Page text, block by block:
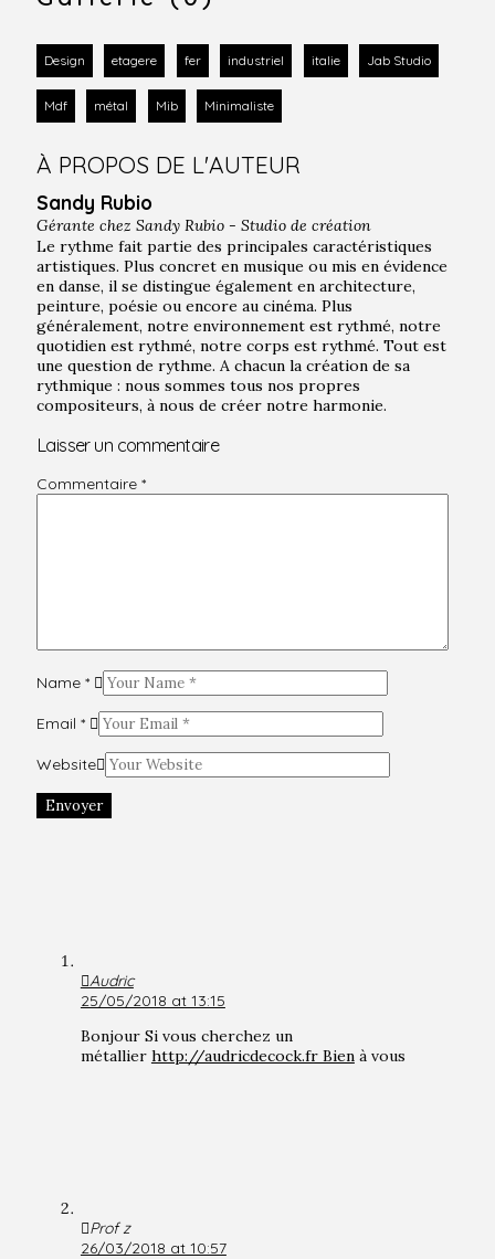
Design etagere fer industriel italie Jab Studio
Mdf métal Mib Minimaliste
À PROPOS DE L'AUTEUR
Sandy Rubio
Gérante chez Sandy Rubio - Studio de création
Le rythme fait partie des principales caractéristiques
artistiques. Plus concret en musique ou mis en évidence
en danse, il se distingue également en architecture,
peinture, poésie ou encore au cinéma. Plus
généralement, notre environnement est rythmé, notre
quotidien est rythmé, notre corps est rythmé. Tout est
une question de rythme. A chacun la création de sa
rythmique : nous sommes tous nos propres
compositeurs, à nous de créer notre harmonie.
Laisser un commentaire
Commentaire *
Name *
Email *
Website
Envoyer
Audric
25/05/2018 at 13:15
Bonjour Si vous cherchez un
métallier http://audricdecock.fr Bienà vous
Prof z
26/03/2018 at 10:57